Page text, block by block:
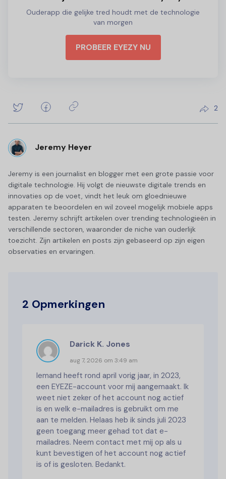
Ouderapp die gelijke tred houdt met de technologie
van morgen
PROBEER EYEZY NU
2
Jeremy Heyer
Jeremy is een journalist en blogger met een grote passie voor
digitale technologie. Hij volgt de nieuwste digitale trends en
innovaties op de voet, vindt het leuk om gloednieuwe
apparaten te beoordelen en wil zoveel mogelijk mobiele apps
testen. Jeremy schrijft artikelen over trending technologieën in
verschillende sectoren, waaronder de niche van ouderlijk
toezicht. Zijn artikelen en posts zijn gebaseerd op zijn eigen
observaties en ervaringen.
2 Opmerkingen
Darick K. Jones
aug 7, 2026 om 3:49 am
Iemand heeft rond april vorig jaar, in 2023,
een EYEZE-account voor mij aangemaakt. Ik
weet niet zeker of het account nog actief
is en welk e-mailadres is gebruikt om me
aan te melden. Helaas heb ik sinds juli 2023
geen toegang meer gehad tot dat e-
mailadres. Neem contact met mij op als u
kunt bevestigen of het account nog actief
is of is gesloten. Bedankt.